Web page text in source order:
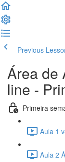
Previous
Área de
line -
Primeira
Aula 1
Aula 2